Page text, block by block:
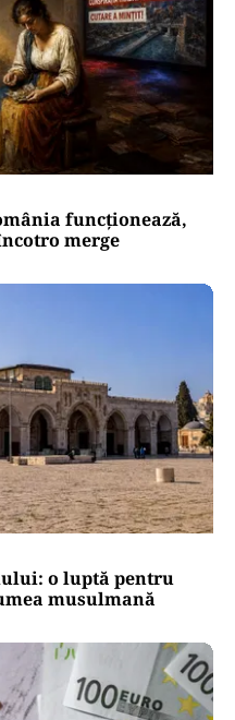
funcționează,
merge
o luptă pentru
musulmană